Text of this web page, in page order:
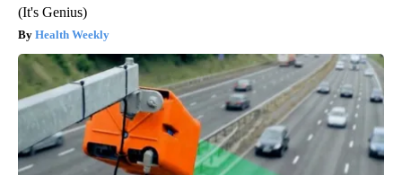
(It's Genius)
Health Weekly